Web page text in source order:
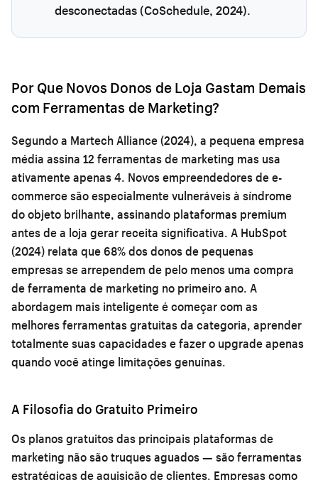
desconectadas (CoSchedule, 2024).
Por Que Novos Donos de Loja Gastam Demais
com Ferramentas de Marketing?
Segundo a Martech Alliance (2024), a pequena empresa
média assina 12 ferramentas de marketing mas usa
ativamente apenas 4. Novos empreendedores de e-
commerce são especialmente vulneráveis à síndrome
do objeto brilhante, assinando plataformas premium
antes de a loja gerar receita significativa. A HubSpot
(2024) relata que 68% dos donos de pequenas
empresas se arrependem de pelo menos uma compra
de ferramenta de marketing no primeiro ano. A
abordagem mais inteligente é começar com as
melhores ferramentas gratuitas da categoria, aprender
totalmente suas capacidades e fazer o upgrade apenas
quando você atinge limitações genuínas.
A Filosofia do Gratuito Primeiro
Os planos gratuitos das principais plataformas de
marketing não são truques aguados — são ferramentas
estratégicas de aquisição de clientes. Empresas como